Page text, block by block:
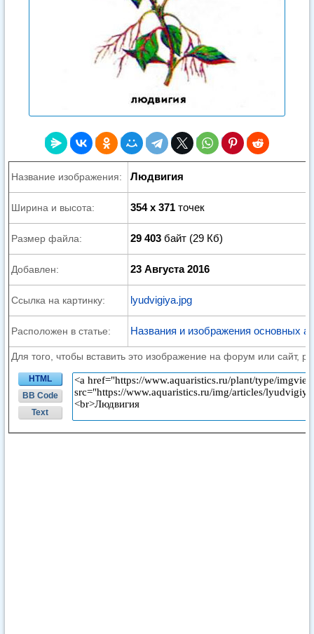
Название изображения: Людвигия
Ширина и высота: 354 x 371 точек
Размер файла: 29 403 байт (29 Кб)
Добавлен: 23 Августа 2016
Ссылка на картинку: lyudvigiya.jpg
Расположен в статье: Названия и изображения основных
Для того, чтобы вставить это изображение на форум или сайт,
HTML
BB Code
Text